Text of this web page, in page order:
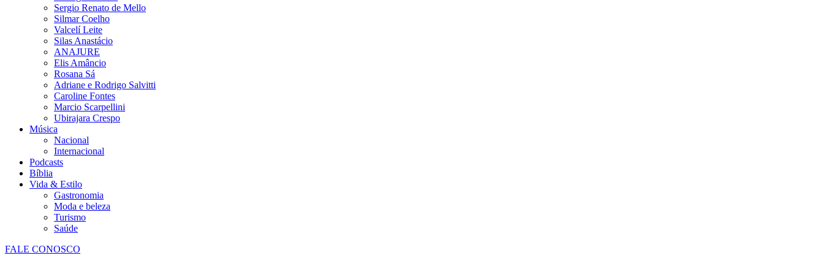
Sergio Renato de Mello
Silmar Coelho
Valcelí Leite
Silas Anastácio
ANAJURE
Elis Amâncio
Rosana Sá
Adriane e Rodrigo Salvitti
Caroline Fontes
Marcio Scarpellini
Ubirajara Crespo
Música
Nacional
Internacional
Podcasts
Bíblia
Vida & Estilo
Gastronomia
Moda e beleza
Turismo
Saúde
FALE CONOSCO